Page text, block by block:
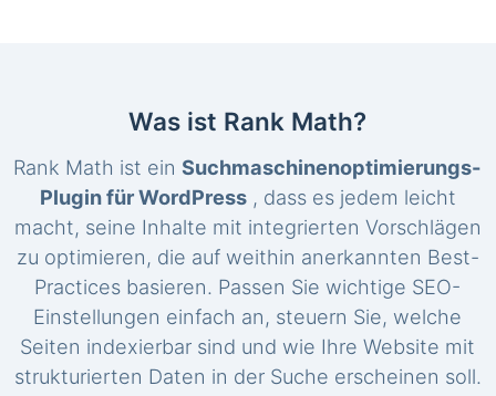
Was ist Rank Math?
Rank Math ist einSuchmaschinenoptimierungs-
Plugin für WordPress, dass es jedem leicht
macht, seine Inhalte mit integrierten Vorschlägen
zu optimieren, die auf weithin anerkannten Best-
Practices basieren. Passen Sie wichtige SEO-
Einstellungen einfach an, steuern Sie, welche
Seiten indexierbar sind und wie Ihre Website mit
strukturierten Daten in der Suche erscheinen soll.